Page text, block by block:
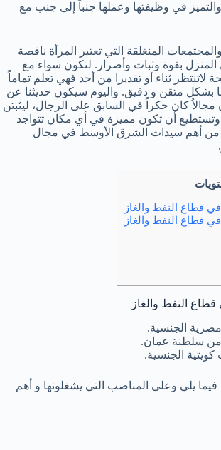
والتميز في وظيفتها وعملها جنباً إلى جنب مع
المنغلقة التي تعتبر المرأة ناقصة
المنزل بقوة وثبات وأصرار. لتكون سواء مع
لاتنتظر ثناء أو تقديرا من أحد فهي تعلم تماماً
بشكل متقن و دقيق. واليوم سيكون حديثنا عن
كان حكراً في السابق على الرجال، ليثبتن
وتستطيع أن تكون مميزة في أي مكان تتواجد
من أهم سيدات الشرق الأوسط في مجال
النفط والغاز
مصرية الجنسية.
من سلطنة عمان.
الجنسية.
يلي وعلى المناصب التي يشغلونها و أهم